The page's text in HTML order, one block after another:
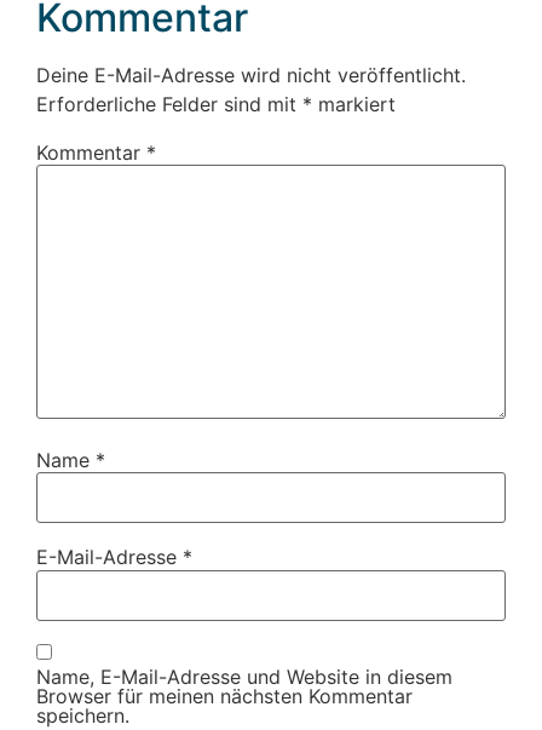
Kommentar
Deine E-Mail-Adresse wird nicht veröffentlicht.
Erforderliche Felder sind mit * markiert
Kommentar *
Name *
E-Mail-Adresse *
Name, E-Mail-Adresse und Website in diesem
Browser für meinen nächsten Kommentar
speichern.